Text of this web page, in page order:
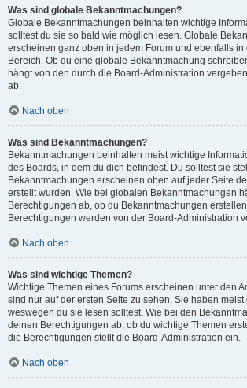
Was sind globale Bekanntmachungen?
Globale Bekanntmachungen beinhalten wichtige
solltest du sie so bald wie möglich lesen. Globale
erscheinen ganz oben in jedem Forum und ebenfalls
Bereich. Ob du eine globale Bekanntmachung
hängt von den durch die Board-Administration
ab.
Nach oben
Was sind Bekanntmachungen?
Bekanntmachungen beinhalten meist wichtige
des Boards, in dem du dich befindest. Du solltest sie
Bekanntmachungen erscheinen oben auf jeder Seite
erstellt wurden. Wie bei globalen Bekanntmachungen
Berechtigungen ab, ob du Bekanntmachungen
Berechtigungen werden von der Board-Administration
Nach oben
Was sind wichtige Themen?
Wichtige Themen eines Forums erscheinen unter den
sind nur auf der ersten Seite zu sehen. Sie haben
weswegen du sie lesen solltest. Wie bei den
deinen Berechtigungen ab, ob du wichtige Themen
die Berechtigungen stellt die Board-Administration ein.
Nach oben